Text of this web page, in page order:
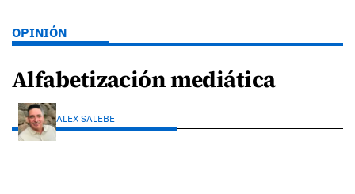
OPINIÓN
Alfabetización mediática
ALEX SALEBE